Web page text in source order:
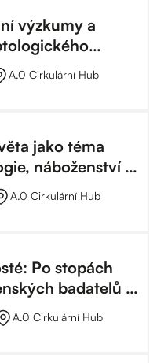
výzkumy a
A.0 Cirkulární Hub
jako téma
náboženství a
A.0 Cirkulární Hub
Po stopách
badatelů v
A.0 Cirkulární Hub